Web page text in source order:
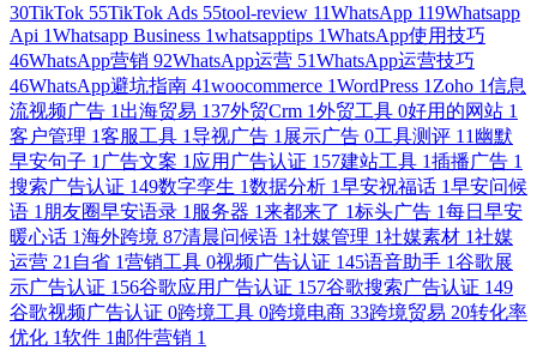
30TikTok 55TikTok Ads 55tool-review 11WhatsApp 119Whatsapp
Api 1Whatsapp Business 1whatsapptips 1WhatsApp使用技巧
46WhatsApp营销 92WhatsApp运营 51WhatsApp运营技巧
46WhatsApp避坑指南 41woocommerce 1WordPress 1 Zoho 1信息
流视频广告 1 出海贸易 137外贸Crm 1外贸工具 0好用的网站 1
客户管理 1客服工具 1导视广告 1 展示广告 0工具测评 11 幽默
早安句子 1 广告文案 1 应用广告认证 157建站工具 1插播广告 1
搜索广告认证 149数字孪生 1数据分析 1早安祝福话 1早安问候
语 1 朋友圈早安语录 1 服务器 1来都来了 1标头广告 1每日早安
暖心话 1海外跨境 87清晨问候语 1社媒管理 1社媒素材 1社媒
运营 21 自省 1营销工具 0视频广告认证 145语音助手 1谷歌展
示广告认证 156谷歌应用广告认证 157谷歌搜索广告认证 149
谷歌视频广告认证 0跨境工具 0跨境电商 33跨境贸易 20转化率
优化 1软件 1 邮件营销 1